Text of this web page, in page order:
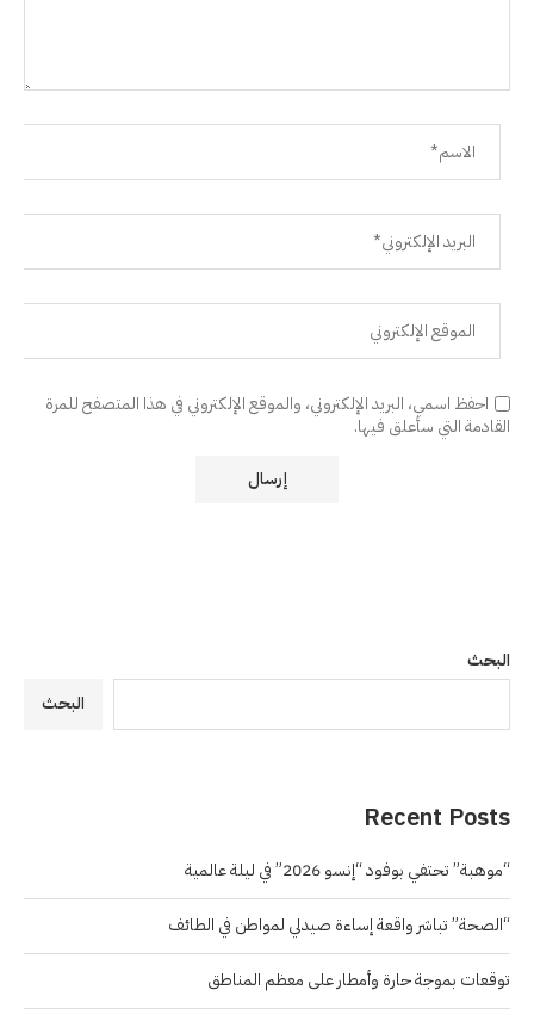
احفظ اسمي، البريد الإلكتروني، والموقع الإلكتروني في هذا المتصفح للمرة
القادمة التي سأعلق فيها.
البحث
البحث
Recent Posts
“موهبة” تحتفي بوفود “إنسو 2026” في ليلة عالمية
“الصحة” تباشر واقعة إساءة صيدلي لمواطن في الطائف
توقعات بموجة حارة وأمطار على معظم المناطق